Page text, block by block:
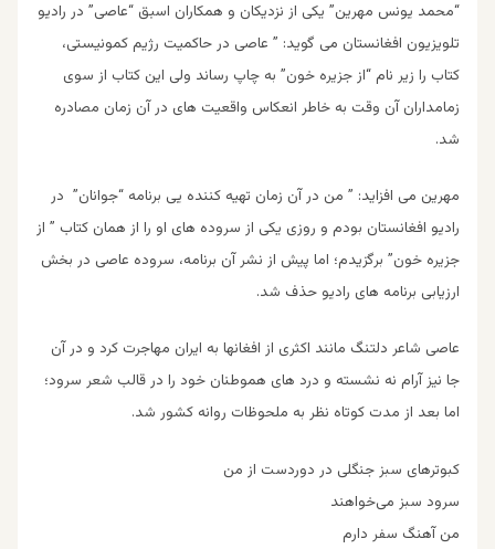
“محمد یونس مهرین” یکی از نزدیکان و همکاران اسبق “عاصی” در رادیو
تلویزیون افغانستان می گوید: ” عاصی در حاکمیت رژیم کمونیستی،
کتاب را زیر نام “از جزیره خون” به چاپ رساند ولی این کتاب از سوی
زمامداران آن وقت به خاطر انعکاس واقعیت های در آن زمان مصادره
شد.
مهرین می افزاید: ” من در آن زمان تهیه کننده یی برنامه “جوانان” در
رادیو افغانستان بودم و روزی یکی از سروده های او را از همان کتاب ” از
جزیره خون” برگزیدم؛ اما پیش از نشر آن برنامه، سروده عاصی در بخش
ارزیابی برنامه های رادیو حذف شد.
عاصی شاعر دلتنگ مانند اکثری از افغانها به ایران مهاجرت کرد و در آن
جا نیز آرام نه نشسته و درد های هموطنان خود را در قالب شعر سرود؛
اما بعد از مدت کوتاه نظر به ملحوظات روانه کشور شد.
کبوترهای سبز جنگلی در دوردست از من‌
سرود سبز می‌خواهند
من آهنگ سفر دارم‌